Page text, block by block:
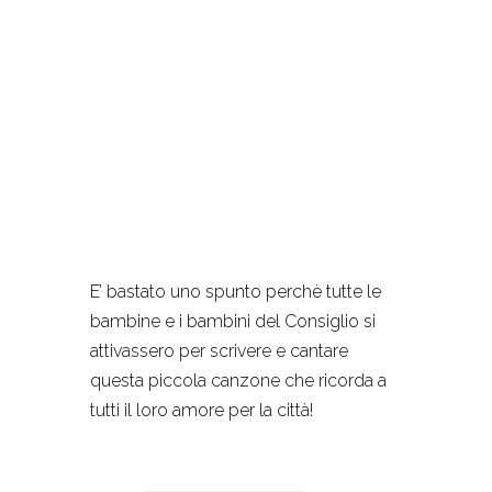
E’ bastato uno spunto perchè tutte le
bambine e i bambini del Consiglio si
attivassero per scrivere e cantare
questa piccola canzone che ricorda a
tutti il loro amore per la città!